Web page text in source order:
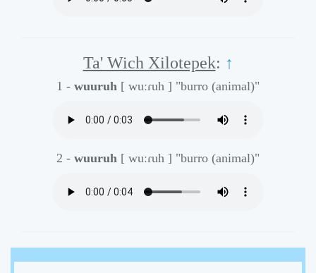
Ta' Wich Xilotepek: ↑
1 - wuuruh [ wuːɾuh ] "burro (animal)"
2 - wuuruh [ wuːɾuh ] "burro (animal)"